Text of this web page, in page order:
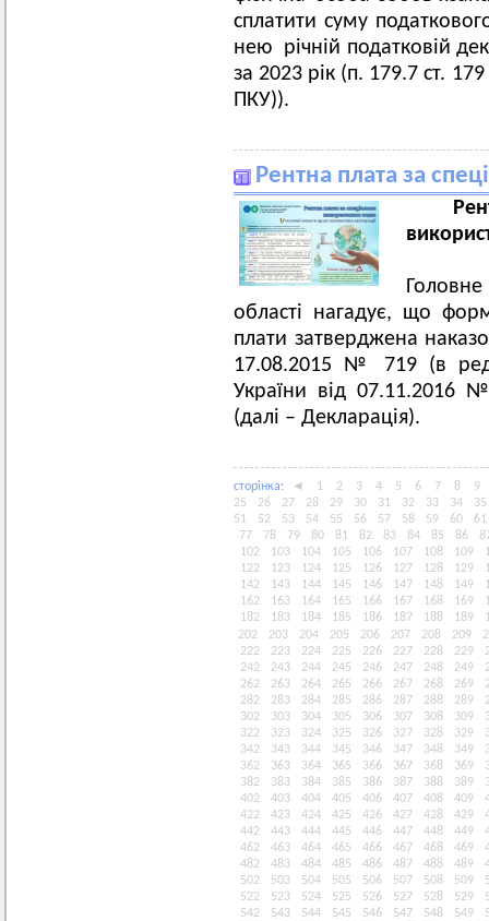
сплатити суму
нею річній податковій
за 2023 рік (п. 179.7 ст.
ПКУ)).
Рентна плата за
області нагадує, що
плати затверджена
17.08.2015 № 719 (в
України від 07.11.2016
(далі – Декларація).
сторiнка: ◄ 1 2 3 4 5 6 7 8
9
25
26 27 28 29 30 31 32 33 34
35
51
52 53 54 55 56 57 58 59 60
61
77
78 79 80 81 82 83 84 85 86
102
103 104 105 106 107 108 109
122
123 124 125 126 127 128 129
142
143 144 145 146 147 148 149
162
163 164 165 166 167 168 169
182
183 184 185 186 187 188 189
202
203 204 205 206 207 208 209
222
223 224 225 226 227 228 229
242
243 244 245 246 247 248 249
262
263 264 265 266 267 268 269
282
283 284 285 286 287 288 289
302
303 304 305 306 307 308 309
322
323 324 325 326 327 328 329
342
343 344 345 346 347 348 349
362
363 364 365 366 367 368 369
382
383 384 385 386 387 388 389
402
403 404 405 406 407 408 409
422
423 424 425 426 427 428 429
442
443 444 445 446 447 448 449
462
463 464 465 466 467 468 469
482
483 484 485 486 487 488 489
502
503 504 505 506 507 508 509
522
523 524 525 526 527 528 529
542
543 544 545 546 547 548 549